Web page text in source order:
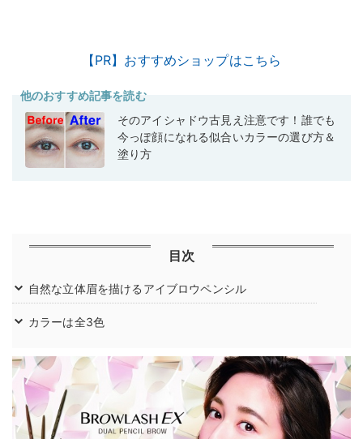
【PR】おすすめショップはこちら
他のおすすめ記事を読む
そのアイシャドウ古見え注意です！誰でも
今っぽ顔になれる似合いカラーの選び方＆
塗り方
目次
自然な立体眉を描けるアイブロウペンシル
カラーは全3色